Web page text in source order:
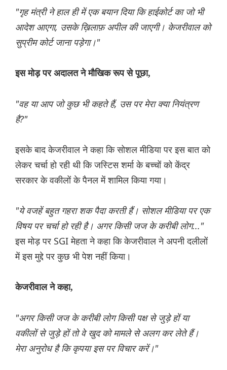
"गृह मंत्री ने हाल ही में एक बयान दिया कि हाईकोर्ट का जो भी
आदेश आएगा, उसके ख़िलाफ़ अपील की जाएगी। केजरीवाल को
सुप्रीम कोर्ट जाना पड़ेगा।"
इस मोड़ पर अदालत ने मौखिक रूप से पूछा,
"वह या आप जो कुछ भी कहते हैं, उस पर मेरा क्या नियंत्रण
है?"
इसके बाद केजरीवाल ने कहा कि सोशल मीडिया पर इस बात को
लेकर चर्चा हो रही थी कि जस्टिस शर्मा के बच्चों को केंद्र
सरकार के वकीलों के पैनल में शामिल किया गया।
"ये वजहें बहुत गहरा शक पैदा करती हैं। सोशल मीडिया पर एक
विषय पर चर्चा हो रही है। अगर किसी जज के करीबी लोग..."
इस मोड़ पर SGI मेहता ने कहा कि केजरीवाल ने अपनी दलीलों
में इस मुद्दे पर कुछ भी पेश नहीं किया।
केजरीवाल ने कहा,
"अगर किसी जज के करीबी लोग किसी पक्ष से जुड़े हों या
वकीलों से जुड़े हों तो वे खुद को मामले से अलग कर लेते हैं।
मेरा अनुरोध है कि कृपया इस पर विचार करें।"